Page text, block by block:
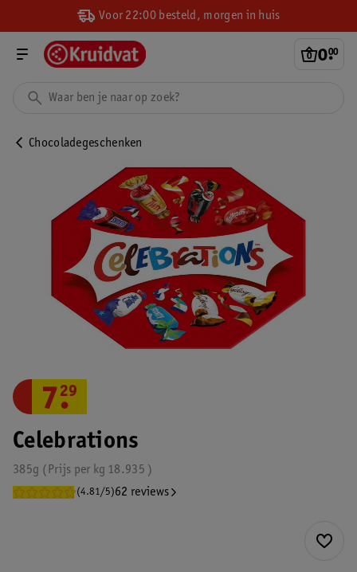
Voor 22:00 besteld, morgen in huis
0.
00
Chocoladegeschenken
Celebrations
385g 18.935
Prijs per kg
(4.81/5)62 reviews
7.
29